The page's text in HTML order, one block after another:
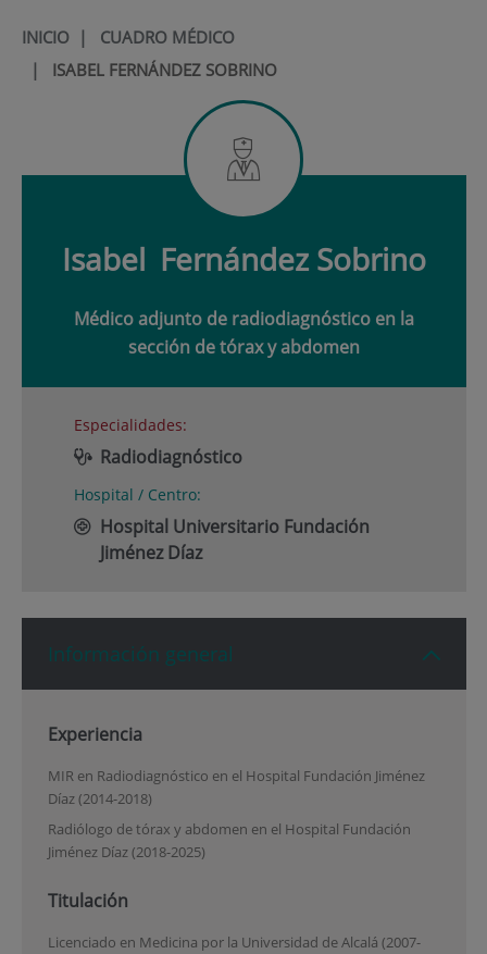
INICIO| CUADRO MÉDICO
| ISABEL FERNÁNDEZ SOBRINO
Isabel Fernández Sobrino
Médico adjunto de radiodiagnóstico en la
sección de tórax y abdomen
Especialidades:
Radiodiagnóstico
Hospital / Centro:
Hospital Universitario Fundación
Jiménez Díaz
Información general
Experiencia
MIR en Radiodiagnóstico en el Hospital Fundación Jiménez
Díaz (2014-2018)
Radiólogo de tórax y abdomen en el Hospital Fundación
Jiménez Díaz (2018-2025)
Titulación
Licenciado en Medicina por la Universidad de Alcalá (2007-